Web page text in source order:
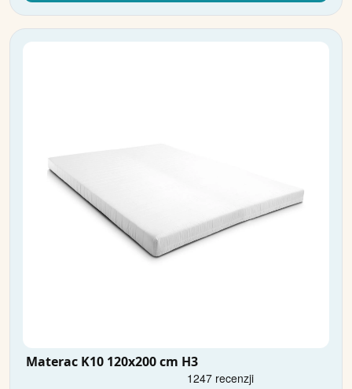
Materac K10 120x200 cm H3